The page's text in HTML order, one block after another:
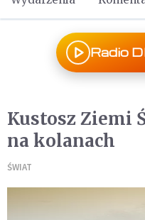
Radio
Kustosz Ziemi
na kolanach
ŚWIAT